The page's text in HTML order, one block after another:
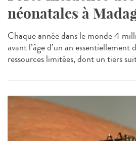
néonatales à
Chaque année dans le monde 4
avant l’âge d’un an essentiellement
ressources limitées, dont un tiers